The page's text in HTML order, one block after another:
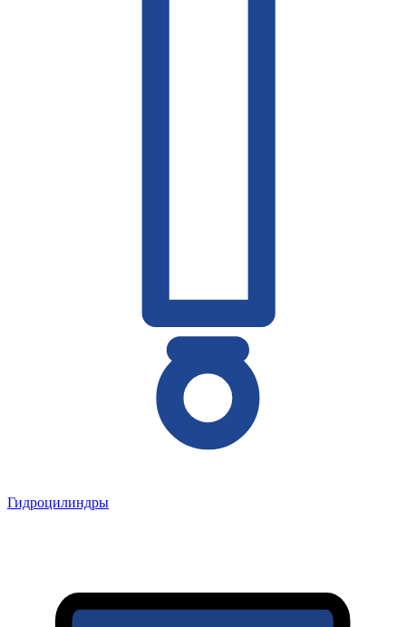
Гидроцилиндры